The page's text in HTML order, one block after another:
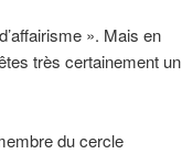
». Mais en
très certainement un
du cercle